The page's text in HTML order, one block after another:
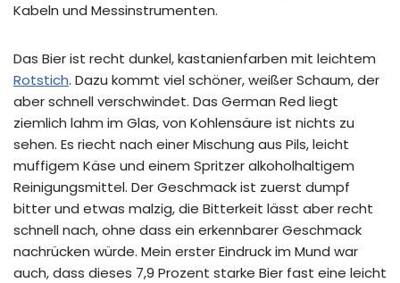
Kabeln und Messinstrumenten.
Das Bier ist recht dunkel, kastanienfarben mit leichtem
Rotstich. Dazu kommt viel schöner, weißer Schaum, der
aber schnell verschwindet. Das German Red liegt
ziemlich lahm im Glas, von Kohlensäure ist nichts zu
sehen. Es riecht nach einer Mischung aus Pils, leicht
muffigem Käse und einem Spritzer alkoholhaltigem
Reinigungsmittel. Der Geschmack ist zuerst dumpf
bitter und etwas malzig, die Bitterkeit lässt aber recht
schnell nach, ohne dass ein erkennbarer Geschmack
nachrücken würde. Mein erster Eindruck im Mund war
auch, dass dieses 7,9 Prozent starke Bier fast eine leicht